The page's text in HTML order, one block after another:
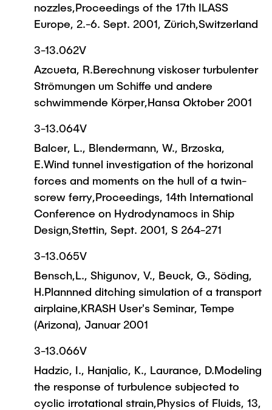
nozzles,Proceedings of the 17th ILASS
Europe, 2.-6. Sept. 2001, Zürich,Switzerland
3-13.062V
Azcueta, R.Berechnung viskoser turbulenter
Strömungen um Schiffe und andere
schwimmende Körper,Hansa Oktober 2001
3-13.064V
Balcer, L., Blendermann, W., Brzoska,
E.Wind tunnel investigation of the horizonal
forces and moments on the hull of a twin-
screw ferry,Proceedings, 14th International
Conference on Hydrodynamocs in Ship
Design,Stettin, Sept. 2001, S 264-271
3-13.065V
Bensch,L., Shigunov, V., Beuck, G., Söding,
H.Plannned ditching simulation of a transport
airplaine,KRASH User's Seminar, Tempe
(Arizona), Januar 2001
3-13.066V
Hadzic, I., Hanjalic, K., Laurance, D.Modeling
the response of turbulence subjected to
cyclic irrotational strain,Physics of Fluids, 13,